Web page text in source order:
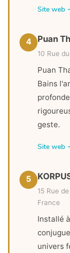
Site web
4 Puan
10 Rue
Puan
Bains
geste.
Site web
5
15 Rue
France
Installé
univers